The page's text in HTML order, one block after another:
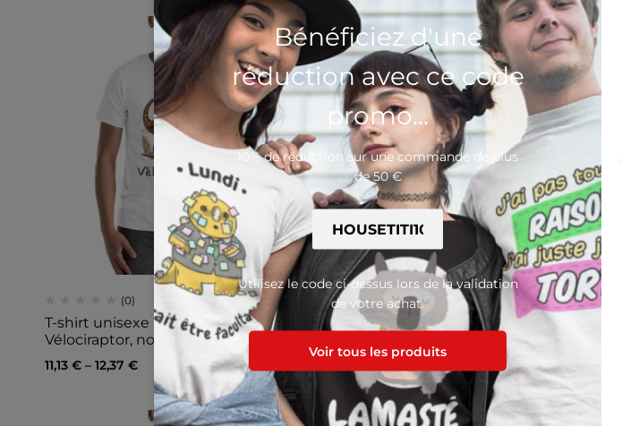
(0)
T-shirt unisexe Dinosaure
Vélociraptor, nouveautés,
11,13 € – 12,37 €
(0)
T-shirt unisexe Evolue Mec
11,15€ –12,39€
Bénéficiez d'une
réduction avec ce code
promo...
10% de réduction sur une commande de plus
de 50 €
Utilisez le code ci-dessus lors de la validation
de votre achat.
Voir tous les produits